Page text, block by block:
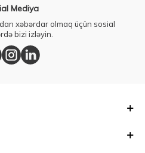
Mediya
xəbərdar olmaq üçün sosial
bizi izləyin.